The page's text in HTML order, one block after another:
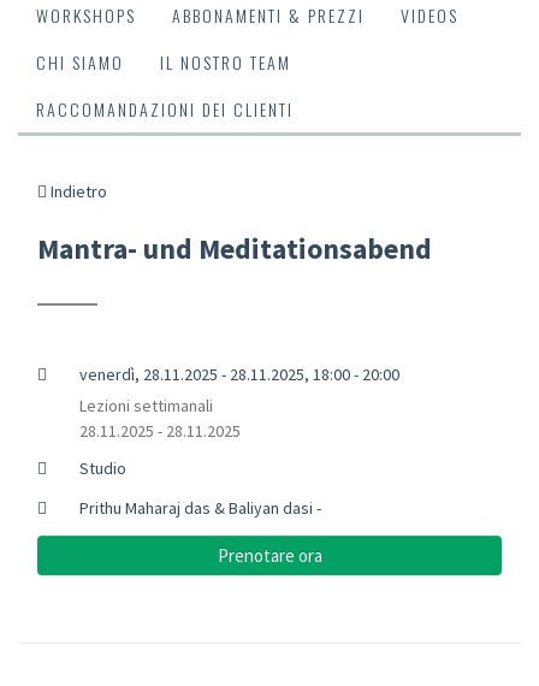
WORKSHOPS
ABBONAMENTI & PREZZI
VIDEOS
CHI SIAMO
IL NOSTRO TEAM
RACCOMANDAZIONI DEI CLIENTI
Indietro
Mantra- und Meditationsabend
venerdì, 28.11.2025 - 28.11.2025, 18:00 - 20:00
Lezioni settimanali
28.11.2025 - 28.11.2025
Studio
Prithu Maharaj das & Baliyan dasi -
Prenotare ora